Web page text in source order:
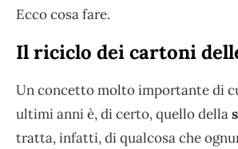
Ecco cosa fare.
Il riciclo dei cartoni
Un concetto molto importante di
ultimi anni è, di certo, quello della
tratta, infatti, di qualcosa che